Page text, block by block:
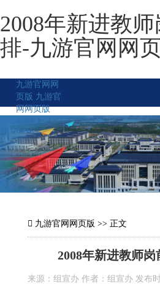
2008年新进教
排-九游官网网
九游官网网
页版 九游官
网网页版
九游官网网页版 >> 正文
2008年新进教师
来源：组宣办 作者：组宣办 发布